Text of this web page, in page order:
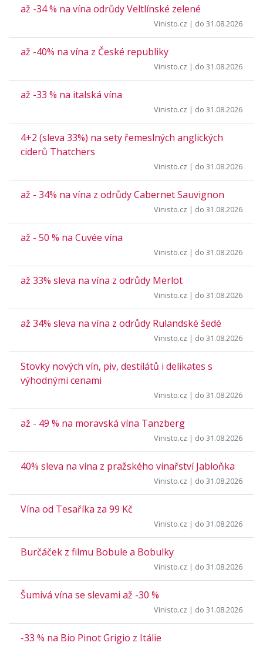
až -34 % na vína odrůdy Veltlínské zelené
Vinisto.cz | do 31.08.2026
až -40% na vína z České republiky
Vinisto.cz | do 31.08.2026
až -33 % na italská vína
Vinisto.cz | do 31.08.2026
4+2 (sleva 33%) na sety řemeslných anglických
ciderů Thatchers
Vinisto.cz | do 31.08.2026
až - 34% na vína z odrůdy Cabernet Sauvignon
Vinisto.cz | do 31.08.2026
až - 50 % na Cuvée vína
Vinisto.cz | do 31.08.2026
až 33% sleva na vína z odrůdy Merlot
Vinisto.cz | do 31.08.2026
až 34% sleva na vína z odrůdy Rulandské šedé
Vinisto.cz | do 31.08.2026
Stovky nových vín, piv, destilátů i delikates s
výhodnými cenami
Vinisto.cz | do 31.08.2026
až - 49 % na moravská vína Tanzberg
Vinisto.cz | do 31.08.2026
40% sleva na vína z pražského vinařství Jabloňka
Vinisto.cz | do 31.08.2026
Vína od Tesaříka za 99 Kč
Vinisto.cz | do 31.08.2026
Burčáček z filmu Bobule a Bobulky
Vinisto.cz | do 31.08.2026
Šumivá vína se slevami až -30 %
Vinisto.cz | do 31.08.2026
-33 % na Bio Pinot Grigio z Itálie